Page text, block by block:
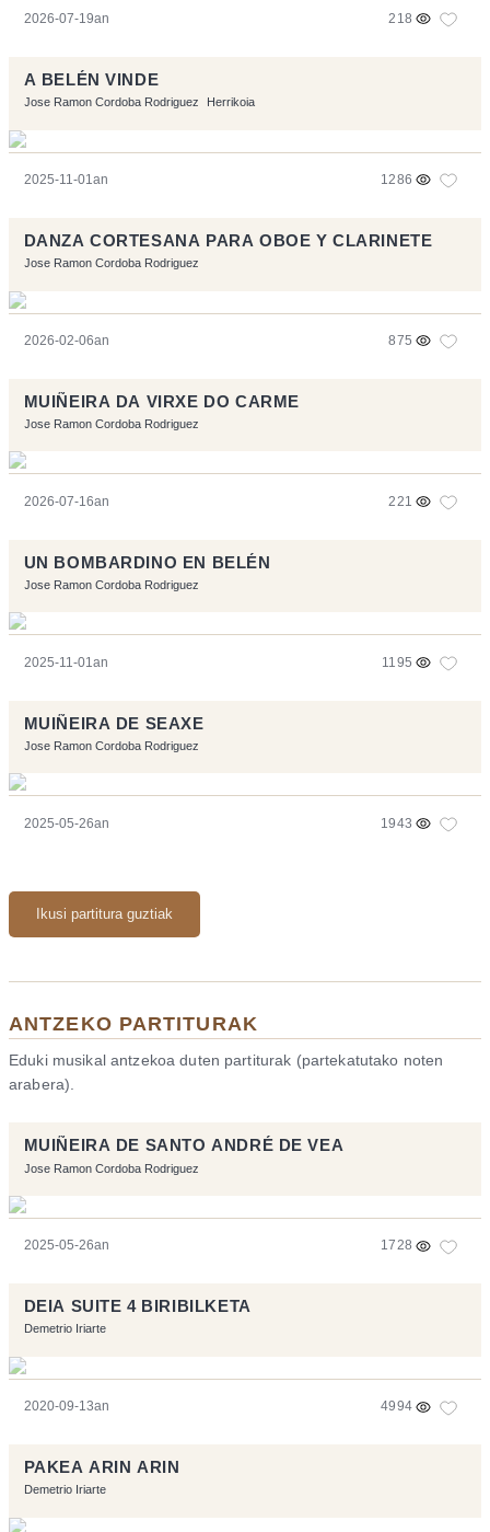
2026-07-19an 218
A BELÉN VINDE
Jose Ramon Cordoba Rodriguez Herrikoia
2025-11-01an 1286
DANZA CORTESANA PARA OBOE Y CLARINETE
Jose Ramon Cordoba Rodriguez
2026-02-06an 875
MUIÑEIRA DA VIRXE DO CARME
Jose Ramon Cordoba Rodriguez
2026-07-16an 221
UN BOMBARDINO EN BELÉN
Jose Ramon Cordoba Rodriguez
2025-11-01an 1195
MUIÑEIRA DE SEAXE
Jose Ramon Cordoba Rodriguez
2025-05-26an 1943
Ikusi partitura guztiak
ANTZEKO PARTITURAK
Eduki musikal antzekoa duten partiturak (partekatutako noten
arabera).
MUIÑEIRA DE SANTO ANDRÉ DE VEA
Jose Ramon Cordoba Rodriguez
2025-05-26an 1728
DEIA SUITE 4 BIRIBILKETA
Demetrio Iriarte
2020-09-13an 4994
PAKEA ARIN ARIN
Demetrio Iriarte